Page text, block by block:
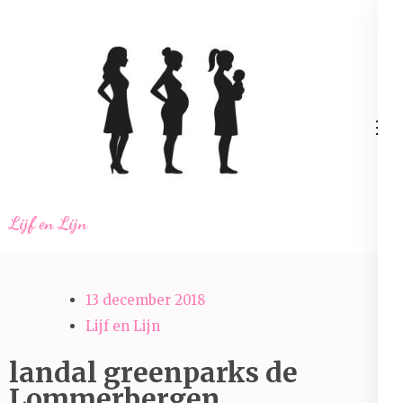
Lijf en Lijn
13 december 2018
Lijf en Lijn
landal greenparks de